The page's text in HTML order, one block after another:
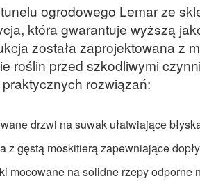
ogrodowego Lemar ze
która gwarantuje wyższą
została zaprojektowana z
roślin przed szkodliwymi
rozwiązań:
drzwi na suwak ułatwiające
z gęstą moskitierą zapewniające
mocowane na solidne rzepy odporne